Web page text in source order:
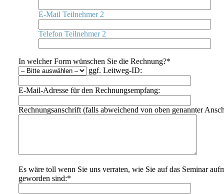
E-Mail Teilnehmer 2
Telefon Teilnehmer 2
In welcher Form wünschen Sie die Rechnung?*
ggf. Leitweg-ID:
E-Mail-Adresse für den Rechnungsempfang:
Rechnungsanschrift (falls abweichend von oben genannter
Es wäre toll wenn Sie uns verraten, wie Sie auf das Seminar
geworden sind:*